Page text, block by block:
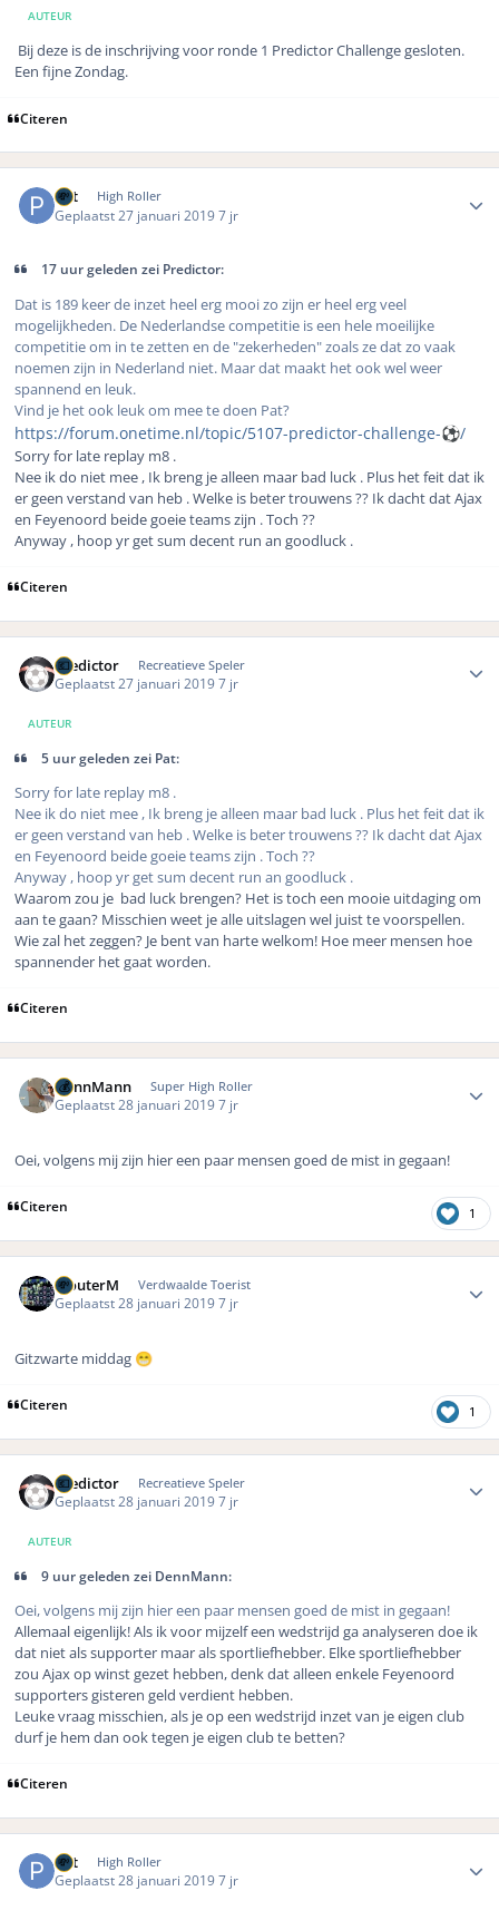
AUTEUR
Bij deze is de inschrijving voor ronde 1 Predictor Challenge gesloten.
Een fijne Zondag.
Citeren
Pat High Roller
Geplaatst 27 januari 20197 jr
17 uur geleden zei Predictor:
Dat is 189 keer de inzet heel erg mooi zo zijn er heel erg veel
mogelijkheden. De Nederlandse competitie is een hele moeilijke
competitie om in te zetten en de "zekerheden" zoals ze dat zo vaak
noemen zijn in Nederland niet. Maar dat maakt het ook wel weer
spannend en leuk.
Vind je het ook leuk om mee te doen Pat?
https://forum.onetime.nl/topic/5107-predictor-challenge-⚽️/
Sorry for late replay m8 .
Nee ik do niet mee , Ik breng je alleen maar bad luck . Plus het feit dat ik
er geen verstand van heb . Welke is beter trouwens ?? Ik dacht dat Ajax
en Feyenoord beide goeie teams zijn . Toch ??
Anyway , hoop yr get sum decent run an goodluck .
Citeren
Predictor Recreatieve Speler
Geplaatst 27 januari 20197 jr
AUTEUR
5 uur geleden zei Pat:
Sorry for late replay m8 .
Nee ik do niet mee , Ik breng je alleen maar bad luck . Plus het feit dat ik
er geen verstand van heb . Welke is beter trouwens ?? Ik dacht dat Ajax
en Feyenoord beide goeie teams zijn . Toch ??
Anyway , hoop yr get sum decent run an goodluck .
Waarom zou je bad luck brengen? Het is toch een mooie uitdaging om
aan te gaan? Misschien weet je alle uitslagen wel juist te voorspellen.
Wie zal het zeggen? Je bent van harte welkom! Hoe meer mensen hoe
spannender het gaat worden.
Citeren
DennMann Super High Roller
Geplaatst28 januari 20197 jr
Oei, volgens mij zijn hier een paar mensen goed de mist in gegaan!
Citeren 1
WouterM Verdwaalde Toerist
Geplaatst 28 januari 20197 jr
Gitzwarte middag 😁
Citeren 1
Predictor Recreatieve Speler
Geplaatst 28 januari 20197 jr
AUTEUR
9 uur geleden zei DennMann:
Oei, volgens mij zijn hier een paar mensen goed de mist in gegaan!
Allemaal eigenlijk! Als ik voor mijzelf een wedstrijd ga analyseren doe ik
dat niet als supporter maar als sportliefhebber. Elke sportliefhebber
zou Ajax op winst gezet hebben, denk dat alleen enkele Feyenoord
supporters gisteren geld verdient hebben.
Leuke vraag misschien, als je op een wedstrijd inzet van je eigen club
durf je hem dan ook tegen je eigen club te betten?
Citeren
Pat High Roller
Geplaatst28 januari 20197 jr